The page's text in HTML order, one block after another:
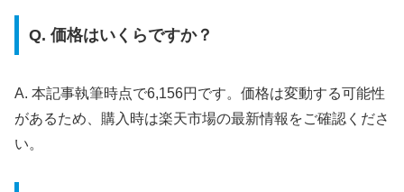
Q. 価格はいくらですか？
A. 本記事執筆時点で6,156円です。価格は変動する可能性
があるため、購入時は楽天市場の最新情報をご確認くださ
い。